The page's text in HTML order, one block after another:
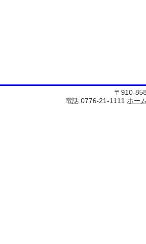
〒910-
電話:0776-21-1111 ホー